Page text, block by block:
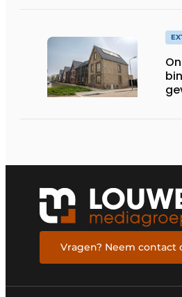
Vragen? Neem contact